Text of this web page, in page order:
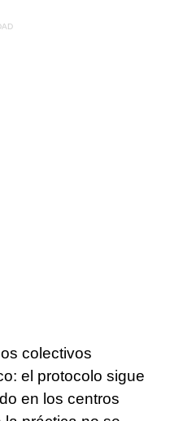
colectivos
el protocolo sigue
en los centros